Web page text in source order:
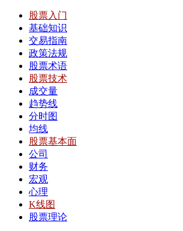
股票入门
基础知识
交易指南
政策法规
股票术语
股票技术
成交量
趋势线
分时图
均线
股票基本面
公司
财务
宏观
心理
K线图
股票理论